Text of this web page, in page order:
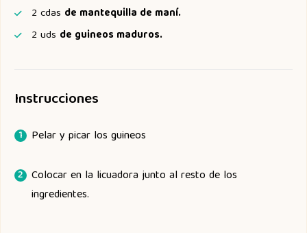
2 cdas de mantequilla de maní.
2 uds de guineos maduros.
Instrucciones
Pelar y picar los guineos
Colocar en la licuadora junto al resto de los
ingredientes.